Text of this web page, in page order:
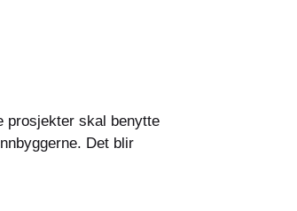
prosjekter skal benytte
Det blir